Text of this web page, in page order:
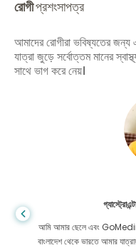
রোগীপ্রশংসাপত্র
আমাদের রোগীরা ভবিষ্যতের জন্য
যাত্রা জুড়ে সর্বোত্তম মানের
সাথে ভাগ করে নেয়।
আমি আমার ছেলে এবং GoMedii-
বাংলাদেশ থেকে ভারতে আমার